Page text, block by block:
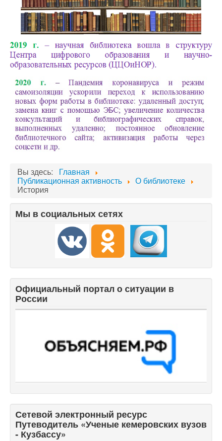
Вы здесь: Главная
Публикационная активность О библиотеке
История
Мы в социальных сетях
Официальный портал о ситуации в
России
Сетевой электронный ресурс
Путеводитель «Ученые кемеровских вузов
- Кузбассу»